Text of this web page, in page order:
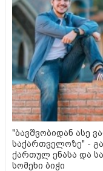
"ბავშვობიდან ასე
საქართველოზე" -
ქართულ ენასა და
სომეხი ბიჭი